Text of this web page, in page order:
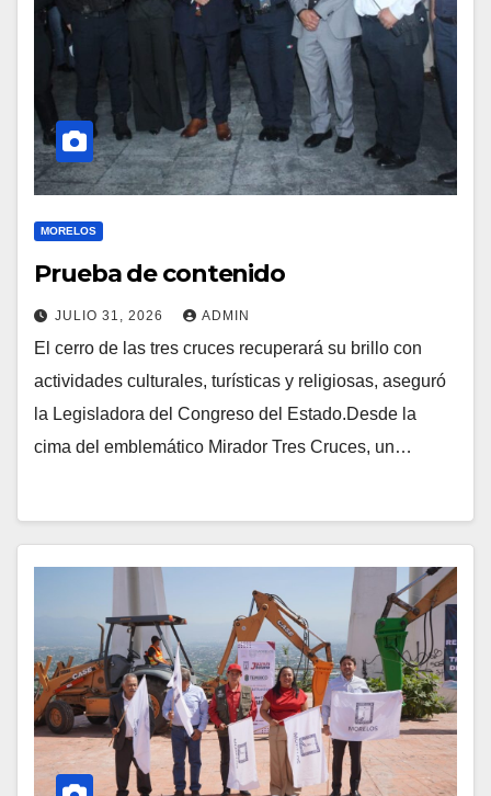
MORELOS
Prueba de contenido
JULIO 31, 2026 ADMIN
El cerro de las tres cruces recuperará su brillo con
actividades culturales, turísticas y religiosas, aseguró
la Legisladora del Congreso del Estado.Desde la
cima del emblemático Mirador Tres Cruces, un…